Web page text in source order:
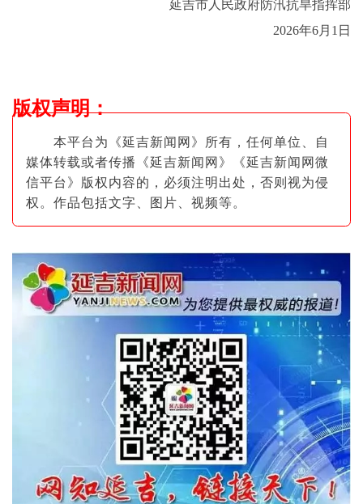
延吉市人民政府防汛抗旱指挥部
2026年6月1日
版权声明：
本平台为《延吉新闻网》所有，任何单位、自
媒体转载或者传播《延吉新闻网》《延吉新闻网微
信平台》版权内容的，必须注明出处，否则视为侵
权。作品包括文字、图片 、视频等。